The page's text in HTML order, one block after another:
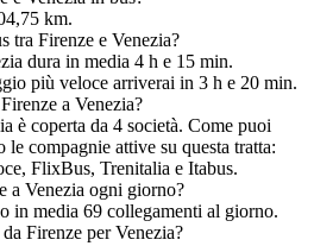
km.
tra Firenze e Venezia?
dura in media 4 h e 15 min.
più veloce arriverai in 3 h e 20 min.
a Venezia?
è coperta da 4 società. Come puoi
le compagnie attive su questa tratta:
FlixBus, Trenitalia e Itabus.
a Venezia ogni giorno?
in media 69 collegamenti al giorno.
Firenze per Venezia?